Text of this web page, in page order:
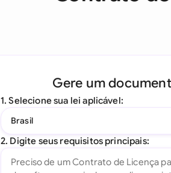
Add-in para Word
Gere um
1. Selecione sua lei aplicável:
Brasil
2. Digite seus requisitos principais: